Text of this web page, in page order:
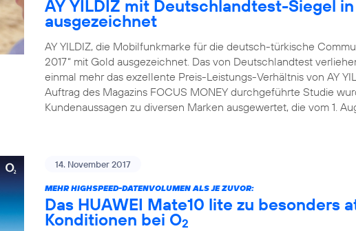
AY YILDIZ mit Deutschlandtest-Siegel
ausgezeichnet
AY YILDIZ, die Mobilfunkmarke für die deutsch-türkische
2017“ mit Gold ausgezeichnet. Das von Deutschlandtest
einmal mehr das exzellente Preis-Leistungs-Verhältnis von AY
Auftrag des Magazins FOCUS MONEY durchgeführte Studie
Kundenaussagen zu diversen Marken ausgewertet, die vom 1.
14. November 2017
MEHR HIGHSPEED-DATENVOLUMEN ALS JE ZUVOR:
Das HUAWEI Mate10 lite zu besonders
Konditionen bei O2